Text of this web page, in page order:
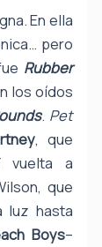
En ella
pero
Rubber
los oídos
. Pet
, que
vuelta a
que
luz hasta
Boys–